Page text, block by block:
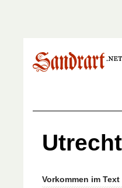
Vorkommen im Text